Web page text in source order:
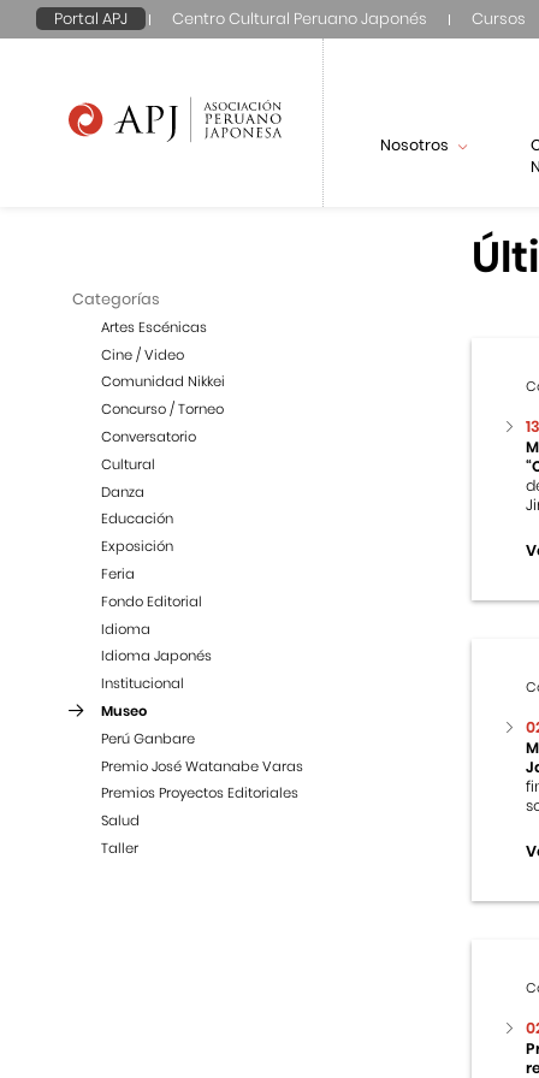
Portal APJ Centro Cultural Peruano Japonés Cursos
Nosotros
Categorías
Artes Escénicas
Cine / Video
Comunidad Nikkei
Concurso / Torneo
Conversatorio
Cultural
Danza
Educación
Exposición
Feria
Fondo Editorial
Idioma
Idioma Japonés
Institucional
Museo
Perú Ganbare
Premio José Watanabe Varas
Premios Proyectos Editoriales
Salud
Taller